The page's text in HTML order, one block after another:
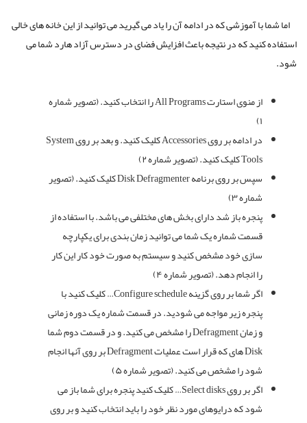
اما شما با آموزشی که در ادامه آن را یاد می گیرید می توانید از این خانه های خالی
استفاده کنید که در نتیجه باعث افزایش فضای در دسترس آزاد هارد شما می
شود.
از منوی استارت All Programs را انتخاب کنید. (تصویر شماره
در ادامه بر روی Accessories کلیک کنید. و بعد بر روی System
Tools کلیک کنید. (تصویر شماره ۲)
سپس بر روی برنامه Disk Defragmenter کلیک کنید. (تصویر
شماره ۳)
پنجره باز شد دارای بخش های مختلفی می باشد. با استفاده از
قسمت شماره یک شما می توانید زمان بندی برای یکپارچه
سازی خود مشخص کنید و سیستم به صورت خود کار این کار
را انجام دهد. (تصویر شماره ۴)
اگر شما بر روی گزینه Configure schedule… کلیک کنید با
پنجره زیر مواجه می شودید. در قسمت شماره یک دوره زمانی
و زمان Defragment را مشخص می کنید. و در قسمت دوم شما
Disk های که قرار است عملیات Defragment بر روی آنها انجام
شود را مشخص می کنید. (تصویر شماره ۵)
اگر بر روی Select disks… کلیک کنید پنجره برای شما باز می
شود که درایوهای مورد نظر خود را باید انتخاب کنید و بر روی